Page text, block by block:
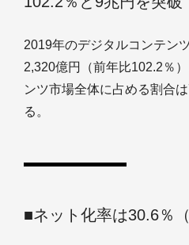
2019年のデジタルコンテン
2,320億円（前年比102.2％
ンツ市場全体に占める割合
る。
■ネット化率は30.6％